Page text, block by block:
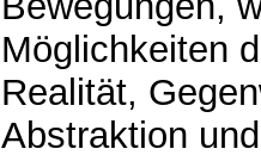
Möglichkeiten
Realität,
Abstraktion